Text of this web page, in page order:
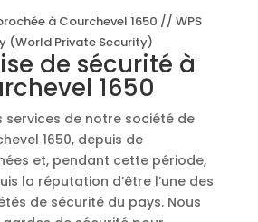
à Courchevel 1650 // WPS
(World Private Security)
de sécurité à
1650
services de notre société de
1650, depuis de
et, pendant cette période,
la réputation d’être l’une des
de sécurité du pays. Nous